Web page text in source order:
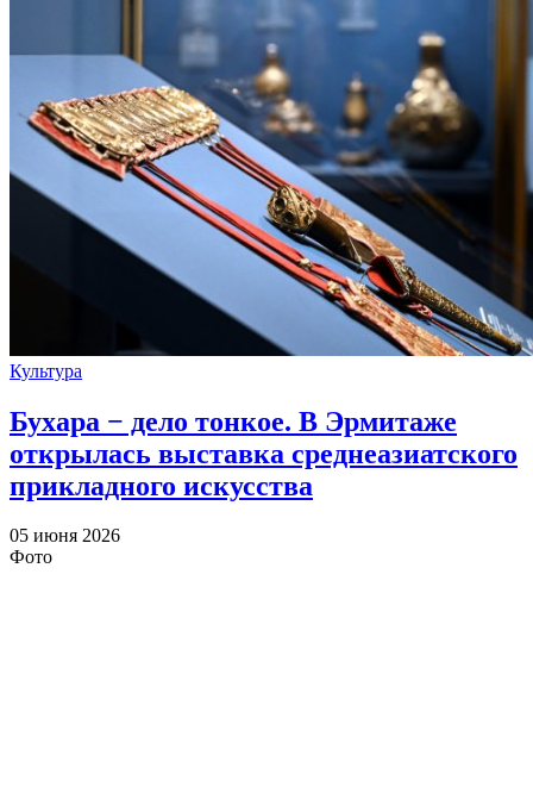
Культура
Бухара − дело тонкое. В Эрмитаже
открылась выставка среднеазиатского
прикладного искусства
05 июня 2026
Фото